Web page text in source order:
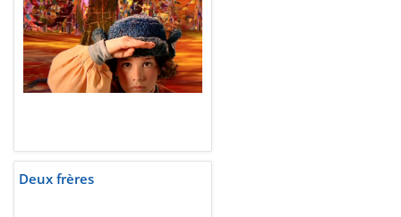
Deux frères